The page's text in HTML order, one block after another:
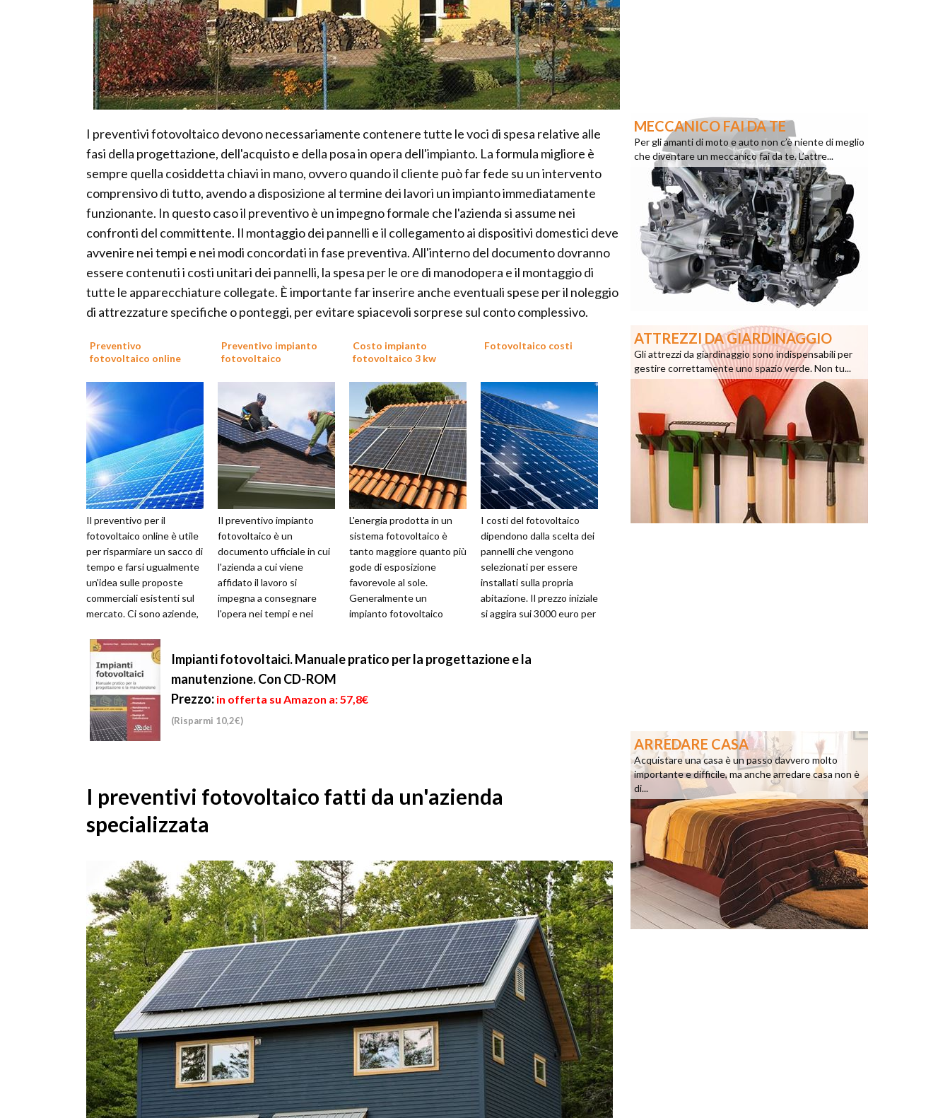
I preventivi fotovoltaico devono necessariamente contenere tutte le voci di spesa relative alle
fasi della progettazione, dell'acquisto e della posa in opera dell'impianto. La formula migliore è
sempre quella cosiddetta chiavi in mano, ovvero quando il cliente può far fede su un intervento
comprensivo di tutto, avendo a disposizione al termine dei lavori un impianto immediatamente
funzionante. In questo caso il preventivo è un impegno formale che l'azienda si assume nei
confronti del committente. Il montaggio dei pannelli e il collegamento ai dispositivi domestici deve
avvenire nei tempi e nei modi concordati in fase preventiva. All'interno del documento dovranno
essere contenuti i costi unitari dei pannelli, la spesa per le ore di manodopera e il montaggio di
tutte le apparecchiature collegate. È importante far inserire anche eventuali spese per il noleggio
di attrezzature specifiche o ponteggi, per evitare spiacevoli sorprese sul conto complessivo.
Preventivo
fotovoltaico online
Il preventivo per il
fotovoltaico online è utile
per risparmiare un sacco di
tempo e farsi ugualmente
un'idea sulle proposte
commerciali esistenti sul
mercato. Ci sono aziende,
Preventivo impianto
fotovoltaico
Il preventivo impianto
fotovoltaico è un
documento ufficiale in cui
l'azienda a cui viene
affidato il lavoro si
impegna a consegnare
l'opera nei tempi e nei
Costo impianto
fotovoltaico 3 kw
L'energia prodotta in un
sistema fotovoltaico è
tanto maggiore quanto più
gode di esposizione
favorevole al sole.
Generalmente un
impianto fotovoltaico
quant...
Fotovoltaico costi
I costi del fotovoltaico
dipendono dalla scelta dei
pannelli che vengono
selezionati per essere
installati sulla propria
abitazione. Il prezzo iniziale
si aggira sui 3000 euro per
Impianti fotovoltaici. Manuale pratico per la progettazione e la
manutenzione. Con CD-ROM
Prezzo: in offerta su Amazon a: 57,8€
(Risparmi 10,2€)
I preventivi fotovoltaico fatti da un'azienda
specializzata
MECCANICO FAI DA TE
Per gli amanti di moto e auto non c’è niente di meglio
che diventare un meccanico fai da te. L’attre...
ATTREZZI DA GIARDINAGGIO
Gli attrezzi da giardinaggio sono indispensabili per
gestire correttamente uno spazio verde. Non tu...
ARREDARE CASA
Acquistare una casa è un passo davvero molto
importante e difficile, ma anche arredare casa non è
di...